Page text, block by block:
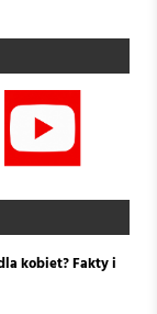
kobiet? Fakty i